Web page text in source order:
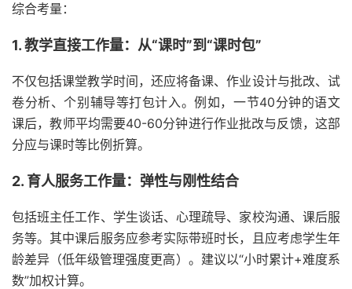
综合考量：
1. 教学直接工作量：从“课时”到“课时包”
不仅包括课堂教学时间，还应将备课、作业设计与批改、试
卷分析、个别辅导等打包计入。例如，一节40分钟的语文
课后，教师平均需要40-60分钟进行作业批改与反馈，这部
分应与课时等比例折算。
2. 育人服务工作量：弹性与刚性结合
包括班主任工作、学生谈话、心理疏导、家校沟通、课后服
务等。其中课后服务应参考实际带班时长，且应考虑学生年
龄差异（低年级管理强度更高）。建议以“小时累计+难度系
数”加权计算。